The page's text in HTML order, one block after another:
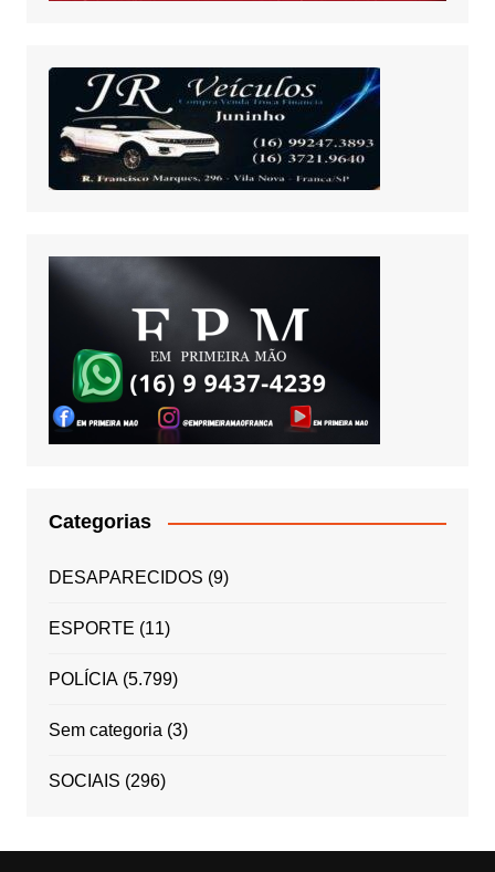
Categorias
DESAPARECIDOS (9)
ESPORTE (11)
POLÍCIA(5.799)
Sem categoria(3)
SOCIAIS (296)